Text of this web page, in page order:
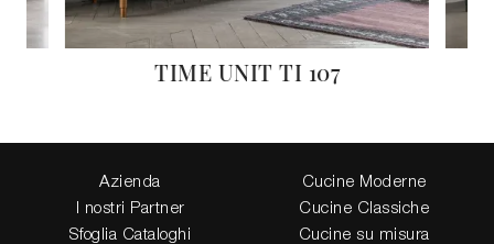
TIME UNIT TI 107
Azienda
I nostri Partner
Sfoglia Cataloghi
Cucine Moderne
Cucine Classiche
Cucine su misura